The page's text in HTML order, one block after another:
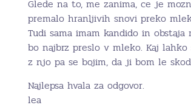
Glede na to, me zanima, ce je
premalo hranljivih snovi preko
Tudi sama imam kandido in
bo najbrz preslo v mleko. Kaj
z njo pa se bojim, da ji bom le
Najlepsa hvala za odgovor.
lea